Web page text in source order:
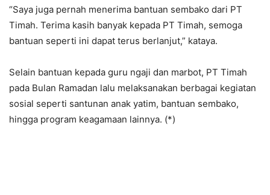
“Saya juga pernah menerima bantuan sembako dari PT
Timah. Terima kasih banyak kepada PT Timah, semoga
bantuan seperti ini dapat terus berlanjut,” kataya.
Selain bantuan kepada guru ngaji dan marbot, PT Timah
pada Bulan Ramadan lalu melaksanakan berbagai kegiatan
sosial seperti santunan anak yatim, bantuan sembako,
hingga program keagamaan lainnya. (*)